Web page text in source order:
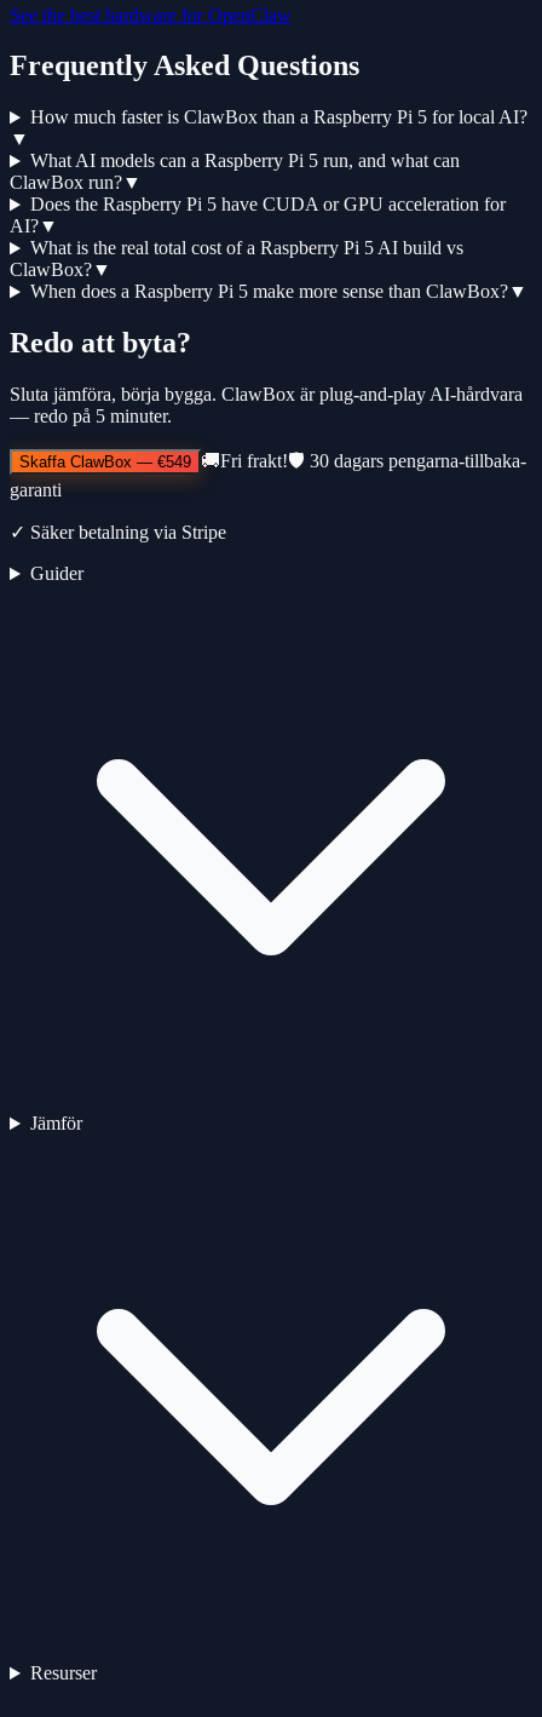
See the best hardware for OpenClaw
Frequently Asked Questions
How much faster is ClawBox than a Raspberry Pi 5 for local AI?
▼
What AI models can a Raspberry Pi 5 run, and what can
ClawBox run?▼
Does the Raspberry Pi 5 have CUDA or GPU acceleration for
AI?▼
What is the real total cost of a Raspberry Pi 5 AI build vs
ClawBox?▼
When does a Raspberry Pi 5 make more sense than ClawBox?▼
Redo att byta?
Sluta jämföra, börja bygga. ClawBox är plug-and-play AI-hårdvara
— redo på 5 minuter.
Skaffa ClawBox — €549 🚚Fri frakt!🛡️ 30 dagars pengarna-tillbaka-
garanti
✓ Säker betalning via Stripe
Guider
Jämför
Resurser